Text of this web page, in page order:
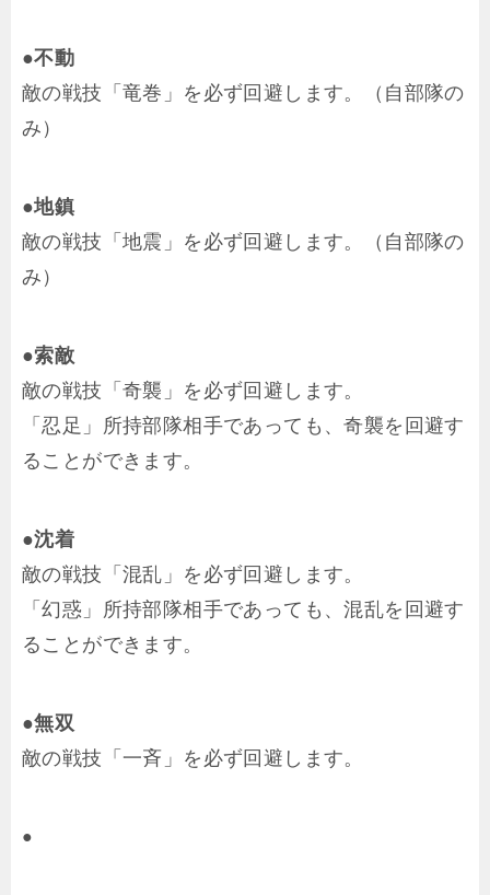
●不動
敵の戦技「竜巻」を必ず回避します。（自部隊の
み）
●地鎮
敵の戦技「地震」を必ず回避します。（自部隊の
み）
●索敵
敵の戦技「奇襲」を必ず回避します。
「忍足」所持部隊相手であっても、奇襲を回避す
ることができます。
●沈着
敵の戦技「混乱」を必ず回避します。
「幻惑」所持部隊相手であっても、混乱を回避す
ることができます。
●無双
敵の戦技「一斉」を必ず回避します。
●